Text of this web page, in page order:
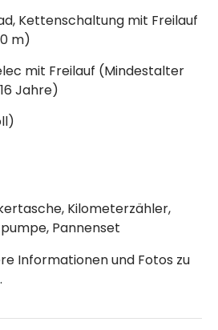
Kettenschaltung mit Freilauf
m)
mit Freilauf (Mindestalter
Jahre)
Kilometerzähler,
Pannenset
Informationen und Fotos zu
.